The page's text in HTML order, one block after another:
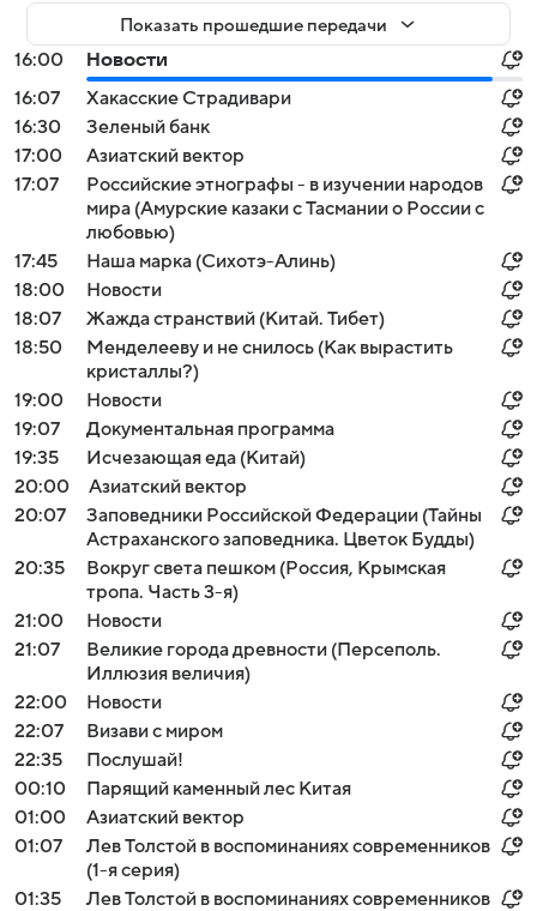
Показать прошедшие передачи
16:00
Новости
16:07
Хакасские Страдивари
16:30
Зеленый банк
17:00
Азиатский вектор
17:07
Российские этнографы - в изучении народов
мира (Амурские казаки с Тасмании о России с
любовью)
17:45
Наша марка (Сихотэ-Алинь)
18:00
Новости
18:07
Жажда странствий (Китай. Тибет)
18:50
Менделееву и не снилось (Как вырастить
кристаллы?)
19:00
Новости
19:07
Документальная программа
19:35
Исчезающая еда (Китай)
20:00
Азиатский вектор
20:07
Заповедники Российской Федерации (Тайны
Астраханского заповедника. Цветок Будды)
20:35
Вокруг света пешком (Россия, Крымская
тропа. Часть 3-я)
21:00
Новости
21:07
Великие города древности (Персеполь.
Иллюзия величия)
22:00
Новости
22:07
Визави с миром
22:35
Послушай!
00:10
Парящий каменный лес Китая
01:00
Азиатский вектор
01:07
Лев Толстой в воспоминаниях современников
(1-я серия)
01:35
Лев Толстой в воспоминаниях современников